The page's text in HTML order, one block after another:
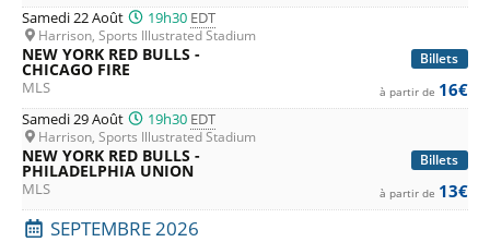
Samedi 22 Août 19h30 EDT
Harrison, Sports Illustrated Stadium
Billets
NEW YORK RED BULLS -
CHICAGO FIRE
MLS à partir de 16€
Samedi 29 Août 19h30 EDT
Harrison, Sports Illustrated Stadium
Billets
NEW YORK RED BULLS -
PHILADELPHIA UNION
MLS à partir de 13€
SEPTEMBRE 2026